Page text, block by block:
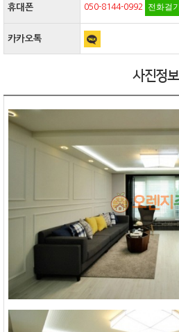
휴대폰 050-8144-0992 전화걸기
카카오톡
사진정보